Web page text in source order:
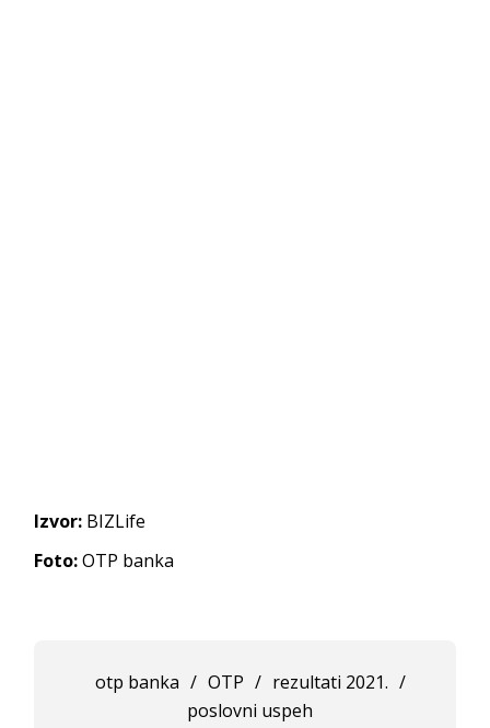
Izvor: BIZLife
Foto:OTP banka
otp banka / OTP / rezultati 2021. /
poslovni uspeh